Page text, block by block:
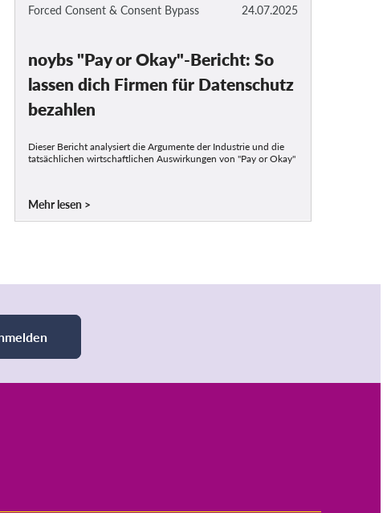
24.07.2025
Forced Consent & Consent Bypass
noybs "Pay or Okay"-Bericht: So
lassen dich Firmen für Datenschutz
bezahlen
Dieser Bericht analysiert die Argumente der Industrie und die
tatsächlichen wirtschaftlichen Auswirkungen von "Pay or Okay"
Mehr lesen